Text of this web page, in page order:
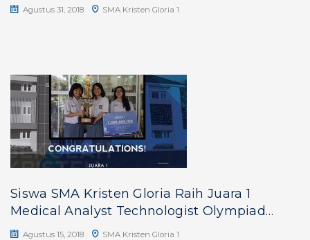
Agustus 31, 2018 SMA Kristen Gloria 1
Siswa SMA Kristen Gloria Raih Juara 1
Medical Analyst Technologist Olympiad
(METHANOL 2018)
Agustus 15, 2018 SMA Kristen Gloria 1